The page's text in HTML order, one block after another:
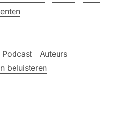
Podcast
Auteurs
beluisteren